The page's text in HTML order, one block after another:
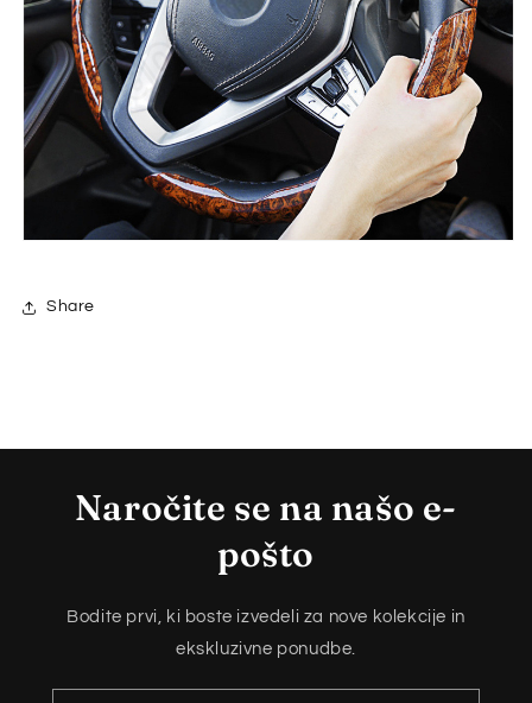
Share
Naročite se na našo e-
pošto
Bodite prvi, ki boste izvedeli za nove kolekcije in
ekskluzivne ponudbe.